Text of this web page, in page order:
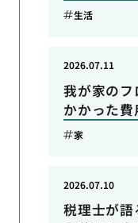
生活
我が家の
かかった
2026.07.11
家
税理士が
2026.07.10